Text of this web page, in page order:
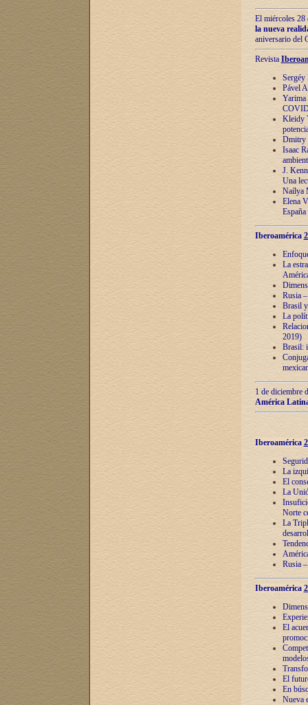
El miércoles 28
la nueva
aniversario del
Revista
Sergéy
Pável
Yarima
Kleidy
Dmitry
Isaac
J.
Una
Naílya
Elena
España
Iberoamérica
La
Rusia
Brasil
La
2019)
Brasil:
1 de diciembre
América
Iberoamérica
La
El
La
Norte
La
Rusia
Iberoamérica
El
El
En
Nueva